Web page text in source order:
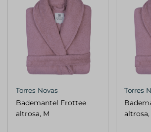
Torres Novas
Bademantel Frottee
altrosa, M
Torres
altrosa,